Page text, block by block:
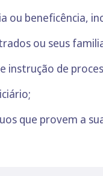
ou beneficência,
ou seus
instrução de
que provem a